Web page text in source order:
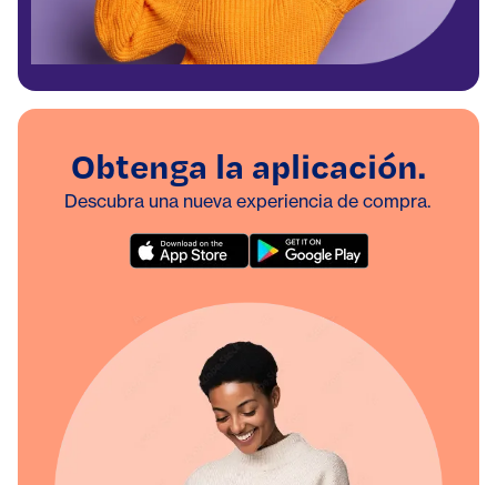
Obtenga la aplicación.
Descubra una nueva experiencia de compra.